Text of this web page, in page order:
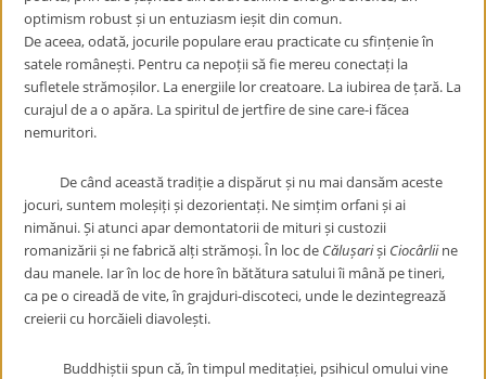
optimism robust și un entuziasm ieșit din comun.
De aceea, odată, jocurile populare erau practicate cu sfințenie în
satele românești. Pentru ca nepoții să fie mereu conectați la
sufletele strămoșilor. La energiile lor creatoare. La iubirea de țară. La
curajul de a o apăra. La spiritul de jertfire de sine care-i făcea
nemuritori.
De când această tradiție a dispărut și nu mai dansăm aceste
jocuri, suntem moleșiți și dezorientați. Ne simțim orfani și ai
nimănui. Și atunci apar demontatorii de mituri și custozii
romanizării și ne fabrică alți strămoși. În loc de Călușariși Ciocârliine
dau manele. Iar în loc de hore în bătătura satului îi mână pe tineri,
ca pe o cireadă de vite, în grajduri-discoteci, unde le dezintegrează
creierii cu horcăieli diavolești.
Buddhiștii spun că, în timpul meditației, psihicul omului vine